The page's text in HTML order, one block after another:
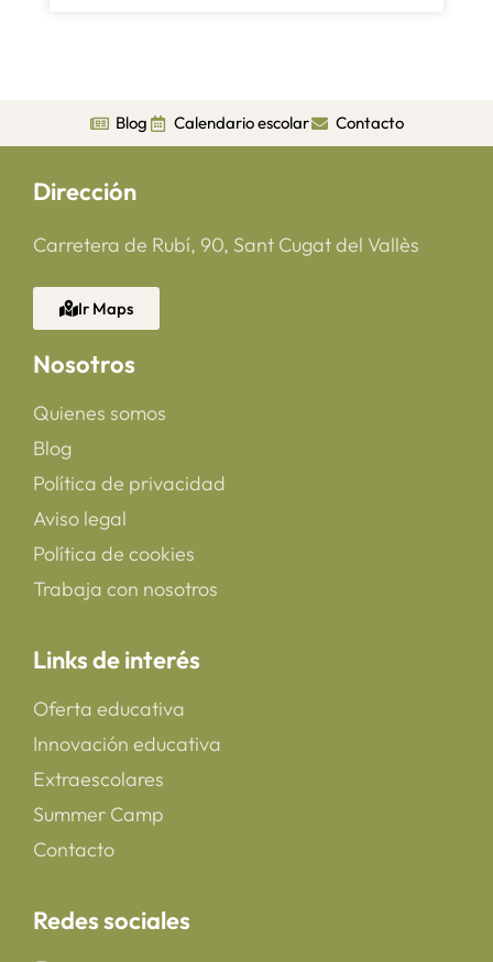
Blog Calendario escolar Contacto
Dirección
Carretera de Rubí, 90, Sant Cugat del Vallès
Ir Maps
Nosotros
Quienes somos
Blog
Política de privacidad
Aviso legal
Política de cookies
Trabaja con nosotros
Links de interés
Oferta educativa
Innovación educativa
Extraescolares
Summer Camp
Contacto
Redes sociales